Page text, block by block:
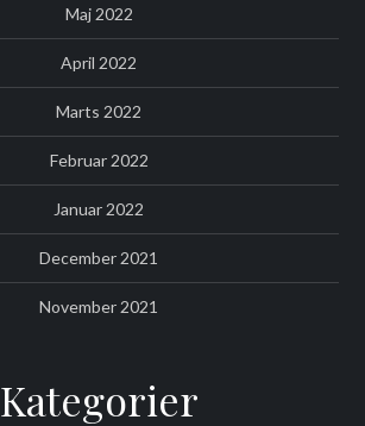
Maj 2022
April 2022
Marts 2022
Februar 2022
Januar 2022
December 2021
November 2021
Kategorier